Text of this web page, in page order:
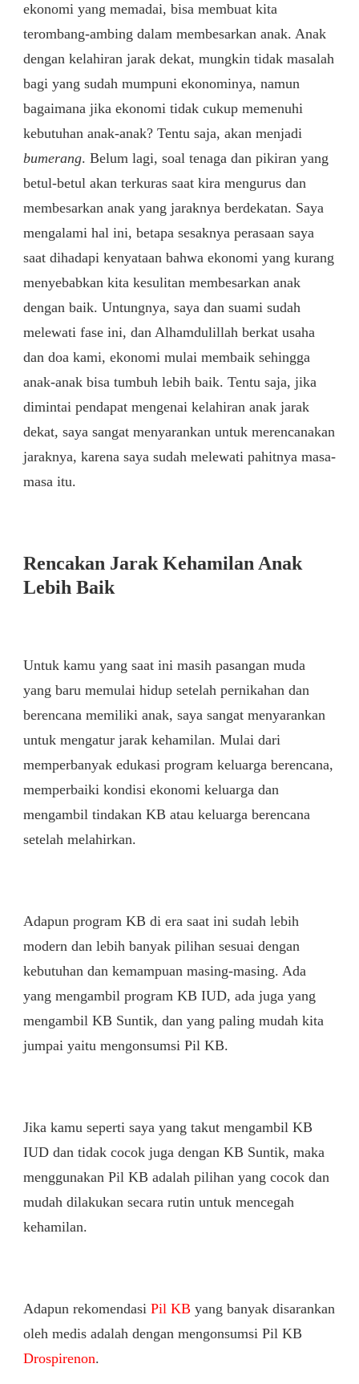
ekonomi yang memadai, bisa membuat kita
terombang-ambing dalam membesarkan anak. Anak
dengan kelahiran jarak dekat, mungkin tidak masalah
bagi yang sudah mumpuni ekonominya, namun
bagaimana jika ekonomi tidak cukup memenuhi
kebutuhan anak-anak? Tentu saja, akan menjadi
bumerang. Belum lagi, soal tenaga dan pikiran yang
betul-betul akan terkuras saat kira mengurus dan
membesarkan anak yang jaraknya berdekatan. Saya
mengalami hal ini, betapa sesaknya perasaan saya
saat dihadapi kenyataan bahwa ekonomi yang kurang
menyebabkan kita kesulitan membesarkan anak
dengan baik. Untungnya, saya dan suami sudah
melewati fase ini, dan Alhamdulillah berkat usaha
dan doa kami, ekonomi mulai membaik sehingga
anak-anak bisa tumbuh lebih baik. Tentu saja, jika
dimintai pendapat mengenai kelahiran anak jarak
dekat, saya sangat menyarankan untuk merencanakan
jaraknya, karena saya sudah melewati pahitnya masa-
masa itu.
Rencakan Jarak Kehamilan Anak
Lebih Baik
Untuk kamu yang saat ini masih pasangan muda
yang baru memulai hidup setelah pernikahan dan
berencana memiliki anak, saya sangat menyarankan
untuk mengatur jarak kehamilan. Mulai dari
memperbanyak edukasi program keluarga berencana,
memperbaiki kondisi ekonomi keluarga dan
mengambil tindakan KB atau keluarga berencana
setelah melahirkan.
Adapun program KB di era saat ini sudah lebih
modern dan lebih banyak pilihan sesuai dengan
kebutuhan dan kemampuan masing-masing. Ada
yang mengambil program KB IUD, ada juga yang
mengambil KB Suntik, dan yang paling mudah kita
jumpai yaitu mengonsumsi Pil KB.
Jika kamu seperti saya yang takut mengambil KB
IUD dan tidak cocok juga dengan KB Suntik, maka
menggunakan Pil KB adalah pilihan yang cocok dan
mudah dilakukan secara rutin untuk mencegah
kehamilan.
Adapun rekomendasi Pil KB yang banyak disarankan
oleh medis adalah dengan mengonsumsi Pil KB
Drospirenon.